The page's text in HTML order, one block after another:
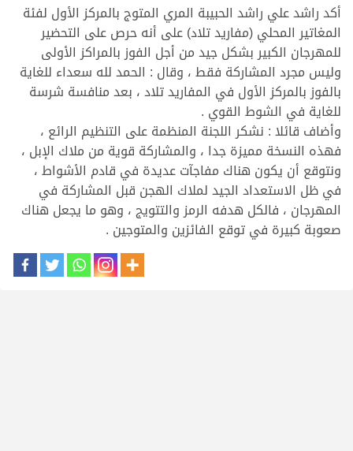
أكد راشد علي راشد الحبيبة المري المتوج بالمركز الأول لفئة
المغاتير المحلي (مفاريد تلاد) على أنه حرص على التحضير
للمهرجان الكبير بشكل جيد من أجل الفوز بالمراكز الأولى
وليس مجرد المشاركة فقط ، وقال : الحمد لله سعداء للغاية
بالفوز بالمركز الأول في المفاريد تلاد ، بعد منافسة شرسة
للغاية في الشوط القوي .
وأضاف قائلا : نشكر اللجنة المنظمة على التنظيم الرائع ،
فهذه النسخة مميزة جدا ، والمشاركة قوية من ملاك الإبل ،
ونتوقع أن يكون هناك مفاجآت عديدة في قادم الأشواط ،
في ظل الاستعداد الجيد لملاك الهجن قبل المشاركة في
المهرجان ، فالكل هدفه الرمز والتتويج ، وهو ما يجعل هناك
صعوبة كبيرة في توقع الفائزين والمتوجين .